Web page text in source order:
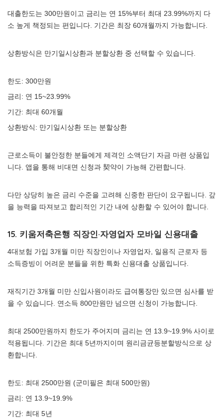
대출한도는 300만원이고 금리는 연 15%부터 최대 23.99%까지 다
소 높게 책정되는 편입니다. 기간은 최장 60개월까지 가능합니다.
상환방식은 만기일시상환과 분할상환 중 선택할 수 있습니다.
한도: 300만원
금리: 연 15~23.99%
기간: 최대 60개월
상환방식: 만기일시상환 또는 분할상환
근로소득이 불안정한 분들에게 제격인 소액단기 자금 마련 상품입
니다. 앱을 통해 비대면 신청과 契약이 가능해 간편합니다.
다만 상당히 높은 금리 수준을 고려해 신중한 판단이 요구됩니다. 갚
을 능력을 따져보고 합리적인 기간 내에 상환할 수 있어야 합니다.
15. 키움저축은행 직장인·자영업자 모바일 신용대출
4대보험 가입 3개월 미만 직장인이나 자영업자, 일용직 근로자 등
소득증빙이 어려운 분들을 위한 특화 신용대출 상품입니다.
재직기간 3개월 미만 신입사원이라도 급여통장만 있으면 심사를 받
을 수 있습니다. 연소득 800만원만 넘으면 신청이 가능합니다.
최대 2500만원까지 한도가 주어지며 금리는 연 13.9~19.9% 사이로
적용됩니다. 기간은 최대 5년까지이며 원리금균등분할방식으로 상
환합니다.
한도: 최대 2500만원 (군미필은 최대 500만원)
금리: 연 13.9~19.9%
기간: 최대 5년